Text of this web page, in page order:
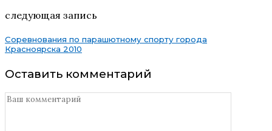
следующая запись
Соревнования по парашютному спорту города
Красноярска 2010
Оставить комментарий